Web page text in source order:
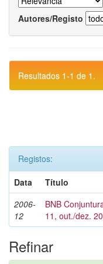
Autores/Registo
Resultados 1-1 de 1.
Registos:
Data
Título
2006-
12
BNB
11, out./dez.
Refinar